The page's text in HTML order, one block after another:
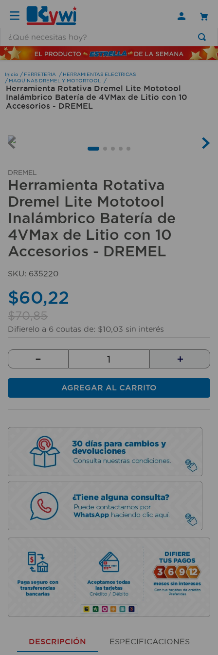
FERRETERIA
HERRAMIENTAS ELECTRICAS
MAQUINAS DREMEL Y MOTORTOOL
Herramienta Rotativa Dremel Lite Mototool
Inalámbrico Batería de 4VMax de Litio con 10
Accesorios - DREMEL
DREMEL
Herramienta Rotativa
Dremel Lite Mototool
Inalámbrico Batería de
4VMax de Litio con 10
Accesorios - DREMEL
SKU: 635220
$60,22
$70,85
Difierelo a 6 coutas de: $10,03 sin interés
＋
－
AGREGAR AL CARRITO
DESCRIPCIÓN ESPECIFICACIONES
TÉRMINOS MÁS BUSCADOS
1 .
lamparas
2.
ducha
3.
silla
5.
7.
cerradura
8
aspiradora
9.
lavamanos
10
taladro